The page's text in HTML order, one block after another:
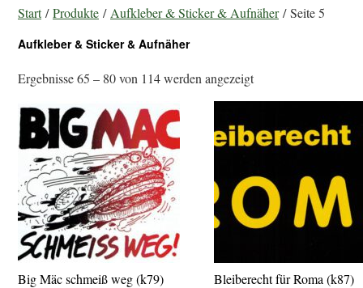
Start/Produkte / Aufkleber & Sticker & Aufnäher/ Seite 5
Aufkleber & Sticker & Aufnäher
Ergebnisse 65 – 80 von 114 werden angezeigt
Big Mäc schmeiß weg (k79) Bleiberecht für Roma (k87)